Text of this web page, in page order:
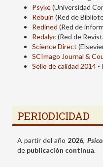
Psyke(Universidad
Rebuin (Red de
Redined (Red de
Redalyc(Red de
Science Direct
SCImago Journal &
Sello de calidad 2014 -
PERIODICIDAD
A partir del año 2026,
de publicación continua.